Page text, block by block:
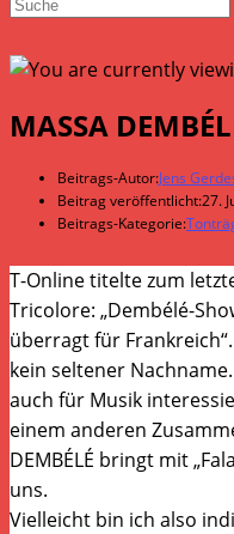
MASSA
Beitrags-Autor:Jens
Beitrag veröffentlicht:27.
Beitrags-Kategorie:
T-Online titelte zum
Tricolore: „Dembélé-
überragt für
kein seltener
auch für Musik
einem anderen
DEMBÉLÉ bringt mit
uns.
Vielleicht bin ich also